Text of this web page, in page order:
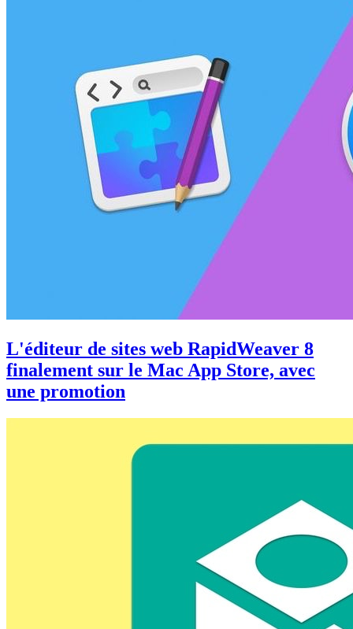
L'éditeur de sites web RapidWeaver 8
finalement sur le Mac App Store, avec
une promotion